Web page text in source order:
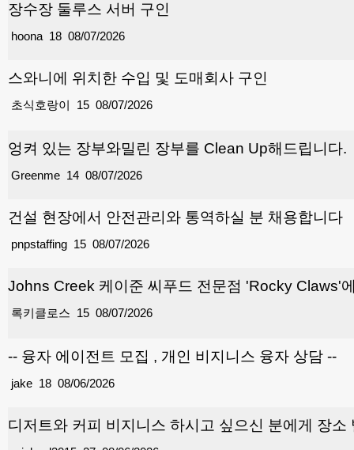
장수장 둘루스 서버 구인
18
hoona 08/07/2026
스와니에 위치한 수입 및 도매회사 구인
15
초식호랑이 08/07/2026
엉켜 있는 장부와밀린 장부를 Clean Up해드립니다.
14
Greenme 08/07/2026
건설 현장에서 안전관리와 통역하실 분 채용합니다
15
pnpstaffing 08/07/2026
Johns Creek 케이준 씨푸드 전문점 'Rocky Claws'
15
록키클로스 08/07/2026
-- 융자 에이전트 모집 , 개인 비지니스 융자 상담 --
18
jake 08/06/2026
디저트와 커피 비지니스 하시고 싶으신 분에게 장소